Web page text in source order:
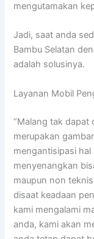
mengutamakan
Jadi, saat anda
Bambu Selatan
adalah solusinya.
Layanan Mobil
“Malang tak dapat
merupakan
mengantisipasi
menyenangkan
maupun non
disaat keadaan
kami mengalami
anda, kami akan